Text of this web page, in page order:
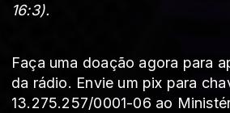
16:3).
Faça uma doação agora para
da rádio. Envie um pix para
13.275.257/0001-06 ao